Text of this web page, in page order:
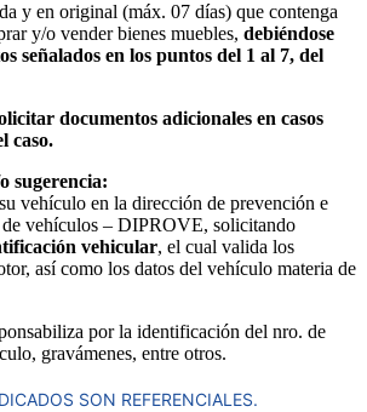
y en original (máx. 07 días) que contenga
y/o vender bienes muebles, debiéndose
señalados en los puntos del 1 al 7, del
documentos adicionales en casos
caso.
sugerencia:
vehículo en la dirección de prevención e
vehículos – DIPROVE, solicitando
vehicular, el cual valida los
así como los datos del vehículo materia de
por la identificación del nro. de
gravámenes, entre otros.
SON REFERENCIALES.